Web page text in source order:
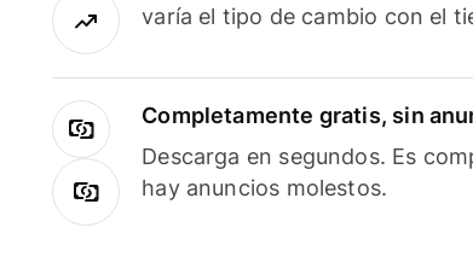
varía el tipo de cambio con el
Completamente gratis, sin
Descarga en segundos. Es
hay anuncios molestos.